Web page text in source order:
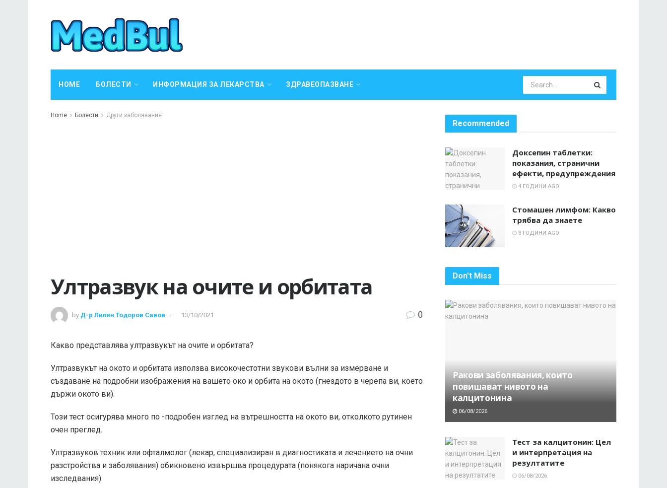
HOME БОЛЕСТИ ИНФОРМАЦИЯ ЗА ЛЕКАРСТВА ЗДРАВЕОПАЗВАНЕ
Home Болести Други заболявания
Ултразвук на очите и орбитата
by Д-р Лилян Тодоров Савов 13/10/2021 0
Какво представлява ултразвукът на очите и орбитата?
Ултразвукът на окото и орбитата използва високочестотни звукови вълни за измерване и
създаване на подробни изображения на вашето око и орбита на окото (гнездото в черепа ви, което
държи окото ви).
Този тест осигурява много по -подробен изглед на вътрешността на окото ви, отколкото рутинен
очен преглед.
Ултразвуков техник или офталмолог (лекар, специализиран в диагностиката и лечението на очни
разстройства и заболявания) обикновено извършва процедурата (понякога наричана очни
изследвания).
Recommended
Доксепин таблетки:
показания, странични
ефекти, предупреждения
4 ГОДИНИ AGO
Стомашен лимфом: Какво
трябва да знаете
3 ГОДИНИ AGO
Don't Miss
Ракови заболявания, които
повишават нивото на
калцитонина
06/08/2026
Тест за калцитонин: Цел
и интерпретация на
резултатите
06/08/2026